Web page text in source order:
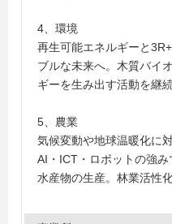
4、環境
再生可能エネルギーと
ブルな未来へ。木質バイ
ギーを生み出す活動を継続
5、農業
気候変動や地球温暖化に
AI・ICT・ロボットの強み
水産物の生産。林業活性